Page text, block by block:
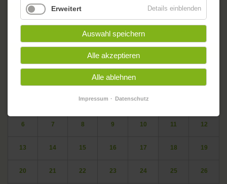
Zurück
oskar. DAS BEGEGNUNGSZENTRUM IN DER GARTENSTADT
< Juli 2026 >
Mo So
1 2 3
6 7 8 9 10 11 12
13 14 15 16 17 18 19
20 21 22 23 24 25 26
Erweitert Details einblenden
Auswahl speichern
Alle akzeptieren
Alle ablehnen
Impressum Datenschutz